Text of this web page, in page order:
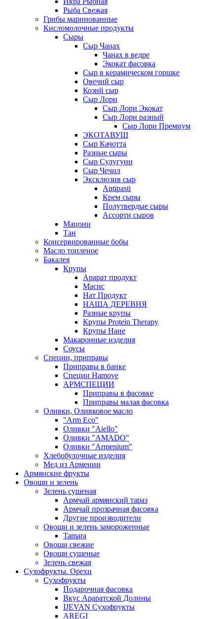
Рыба Свежая
Грибы маринованные
Кисломолочные продукты
Сыры
Сыр Чанах
Чанах в ведре
Экокат фасовка
Сыр в керамическом горшке
Овечий сыр
Козий сыр
Сыр Лори
Сыр Лори Экокат
Сыр Лори разный
Сыр Лори Премиум
ЭКОТАВУШ
Сыр Качотта
Разные сыры
Сыр Сулугуни
Сыр Чечил
Эксклюзив сыр
Antipasti
Крем сыры
Полутвердые сыры
Ассорти сыров
Мацони
Тан
Консервированные бобы
Масло топленое
Бакалея
Крупы
Арарат продукт
Масис
Нат Продукт
НАША ДЕРЕВНЯ
Разные крупы
Крупы Protein Therapy
Крупы Нане
Макаронные изделия
Соусы
Специи, приправы
Приправы в банке
Специи Hamove
АРМСПЕЦИИ
Приправы в фасовке
Приправы малая фасовка
Оливки, Оливковое масло
"Arm Eco"
Оливки "Aiello"
Оливки "AMADO"
Оливки "Armenium"
Хлебобулочные изделия
Мед из Армении
Армянские фрукты
Овощи и зелень
Зелень сушеная
Армчай армянский тараз
Армчай прозрачная фасовка
Другие производители
Овощи и зелень замороженные
Tamara
Овощи свежие
Овощи сушеные
Зелень свежая
Сухофрукты. Орехи
Сухофрукты
Подарочная фасовка
Вкус Араратской Долины
IJEVAN Сухофрукты
AREGI